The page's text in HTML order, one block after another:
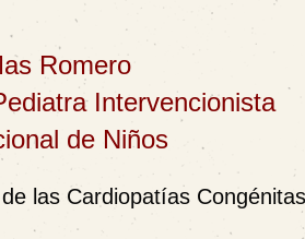
Romero
Intervencionista
de Niños
las Cardiopatías Congénitas